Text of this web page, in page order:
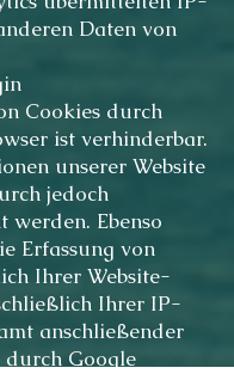
Daten von
Cookies durch
ist verhinderbar.
unserer Website
jedoch
werden. Ebenso
Erfassung von
Ihrer Website-
Ihrer IP-
anschließender
Google